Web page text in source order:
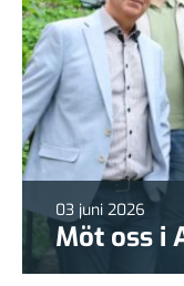
03 juni 2026
Möt oss i